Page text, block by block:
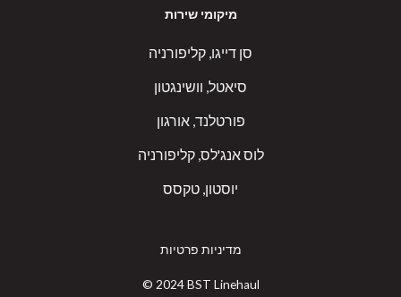
מיקומי שירות
סן דייגו, קליפורניה
סיאטל, וושינגטון
פורטלנד, אורגון
לוס אנג'לס, קליפורניה
יוסטון, טקסס
© 2024 BST Linehaul
מדיניות פרטיות